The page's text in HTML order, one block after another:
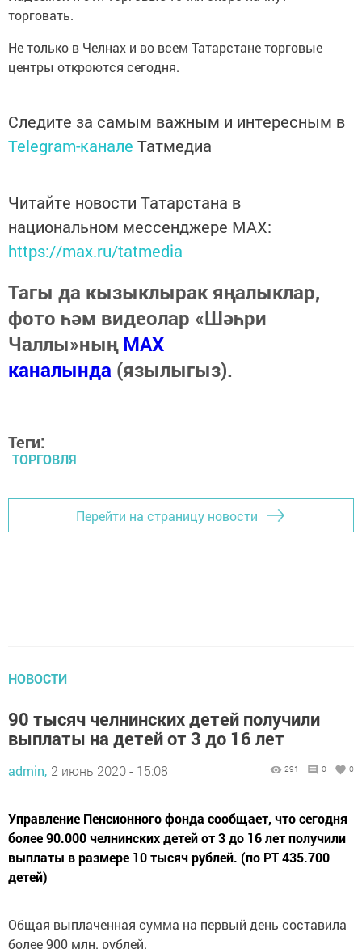
торговать.
Не только в Челнах и во всем Татарстане торговые
центры откроются сегодня.
Следите за самым важным и интересным в
Telegram-канале Татмедиа
Читайте новости Татарстана в
национальном мессенджере MАХ:
https://max.ru/tatmedia
Тагы да кызыклырак яңалыклар,
фото һәм видеолар «Шәһри
Чаллы»ныңMAX
каналында (язылыгыз).
Теги:
ТОРГОВЛЯ
Перейти на страницу новости
НОВОСТИ
90 тысяч челнинских детей получили
выплаты на детей от 3 до 16 лет
admin, 2 июнь 2020 - 15:08 291 0 0
Управление Пенсионного фонда сообщает, что сегодня
более 90.000 челнинских детей от 3 до 16 лет получили
выплаты в размере 10 тысяч рублей. (по РТ 435.700
детей)
Общая выплаченная сумма на первый день составила
более 900 млн. рублей.